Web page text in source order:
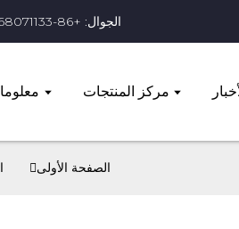
الجوال: +86-15868071133
مركز المنتجات
الصفحة الأولى